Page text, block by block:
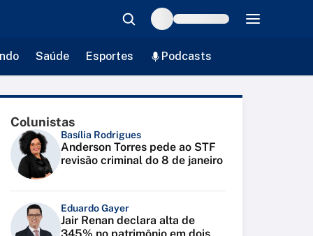
Saúde Esportes Podcasts
Colunistas
Basília Rodrigues
Anderson Torres pede ao STF
revisão criminal do 8 de janeiro
Eduardo Gayer
Jair Renan declara alta de